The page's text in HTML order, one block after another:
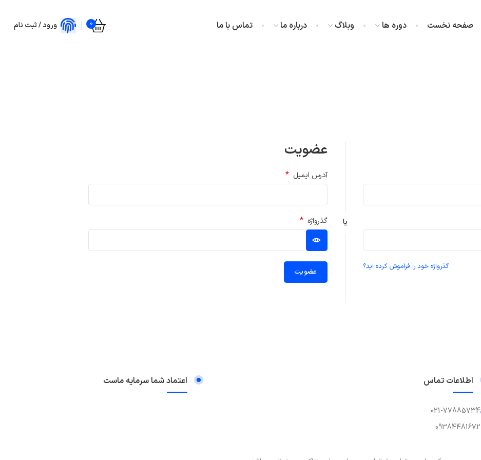
صفحه نخست دوره ها وبلاگ درباره ما تماس با ما 0 ورود / ثبت نام
گذرواژه خود را فراموش کرده اید؟
یا
عضویت
آدرس ایمیل*
گذرواژه*
عضویت
اطلاعات تماس
021-77885734
09384481672
اعتماد شما سرمایه ماست